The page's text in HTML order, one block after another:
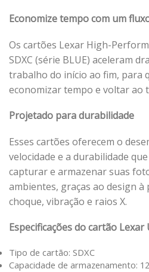
Economize tempo com um
Os cartões Lexar High-
SDXC (série BLUE) aceleram
trabalho do início ao fim, para
economizar tempo e voltar ao
Projetado para durabilidade
Esses cartões oferecem o
velocidade e a durabilidade
capturar e armazenar suas
ambientes, graças ao design
choque, vibração e raios X.
Especificações do cartão Lexar
Tipo de cartão: SDXC
Capacidade de armazenamento: